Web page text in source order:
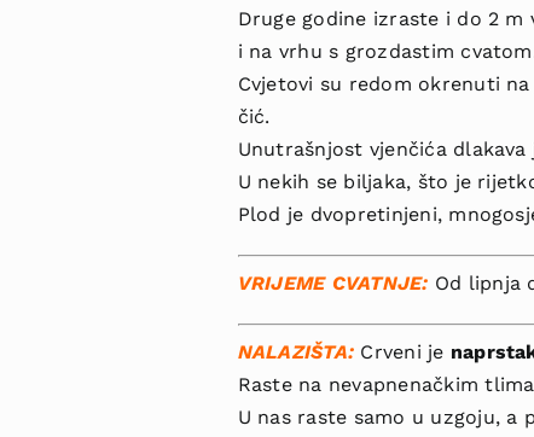
Druge godine izraste i do 2
i na vrhu s grozdastim
Cvjetovi su redom okre­nuti
čić.
Unutrašnjost vjenčića dlakava
U nekih se biljaka, što je
Plod je dvopre­tinjeni,
VRIJEME CVATNJE: Od lipnja
NA­LAZIŠTA: Crveni je
Raste na nevapnenačkim
U nas raste samo u uzgoju, a